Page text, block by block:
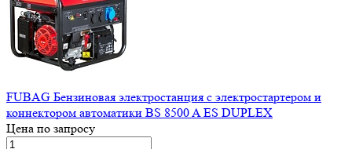
FUBAG Бензиновая электростанция с электростартером и
коннектором автоматики BS 8500 A ES DUPLEX
Цена по запросу